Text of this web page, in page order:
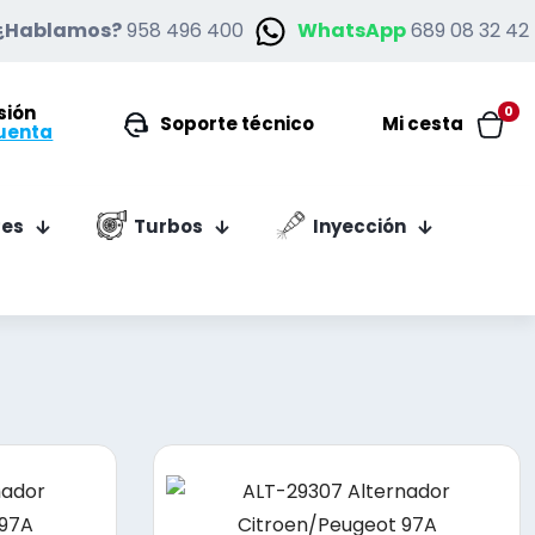
958 496 400 WhatsApp689 08 32 42
Soporte técnico
0
Mi cesta
Turbos
Inyección